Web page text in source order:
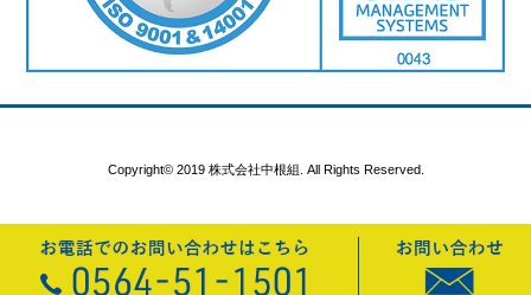
Copyright© 2019 株式会社中根組. All Rights Reserved.